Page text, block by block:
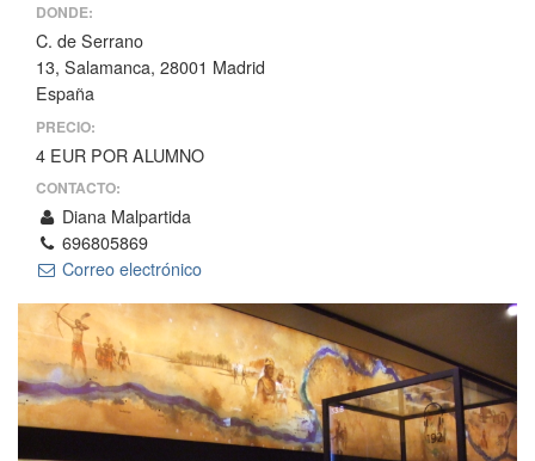
DONDE:
C. de Serrano
13, Salamanca, 28001 Madrid
España
PRECIO:
4 EUR POR ALUMNO
CONTACTO:
Diana Malpartida
696805869
Correo electrónico